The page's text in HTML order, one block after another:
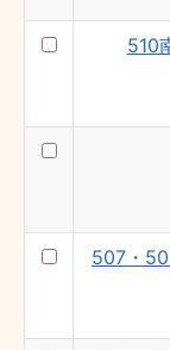
510
507・